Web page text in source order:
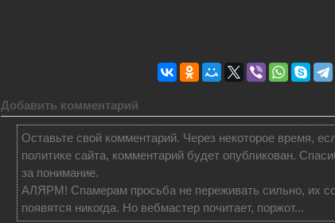
Добавить комментарий
Оставьте свой комментарий. Через некоторое время,
политике сайта, комментарий будет опубликован.
за понимание.
АЛЯРМ! Спамерам просьба не переживать сильно, их
появятся никогда. Но вебмастер почитает, поржот...